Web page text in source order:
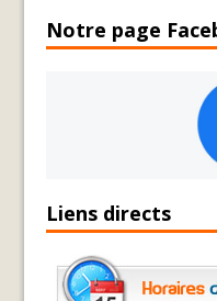
Notre page
Liens directs